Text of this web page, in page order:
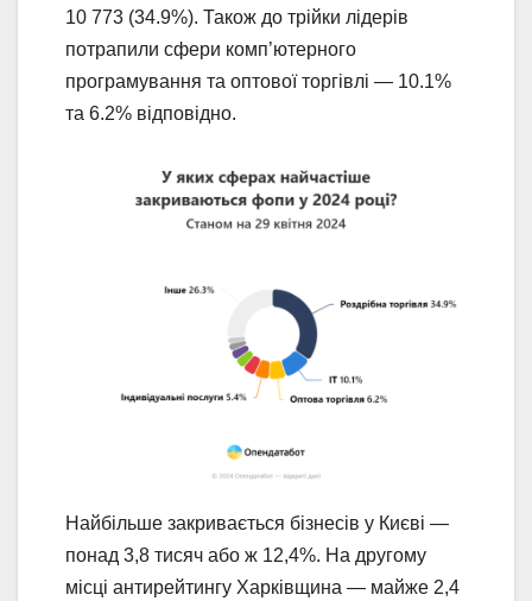
10 773 (34.9%). Також до трійки лідерів
потрапили сфери комп’ютерного
програмування та оптової торгівлі — 10.1%
та 6.2% відповідно.
Найбільше закривається бізнесів у Києві —
понад 3,8 тисяч або ж 12,4%. На другому
місці антирейтингу Харківщина — майже 2,4